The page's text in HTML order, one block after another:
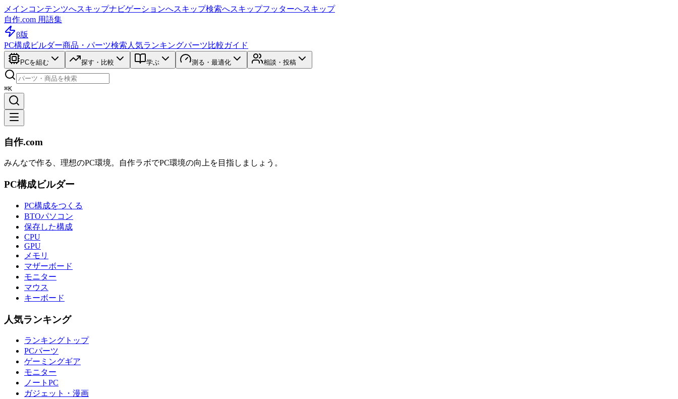
メインコンテンツへスキップナビゲーションへスキップ検索へスキップフッターへスキップ
自作.com 用語集
β版
PC構成ビルダー商品・パーツ検索 人気ランキングパーツ比較ガイド
PCを組む 探す・比較 学ぶ 測る・最適化 相談・投稿
⌘K
自作.com
みんなで作る、理想のPC環境。 自作ラボでPC環境の向上を目指しましょう。
PC構成ビルダー
PC構成をつくる
BTOパソコン
保存した構成
CPU
GPU
メモリ
マザーボード
モニター
マウス
キーボード
人気ランキング
ランキングトップ
PCパーツ
ゲーミングギア
モニター
ノートPC
ガジェット・漫画